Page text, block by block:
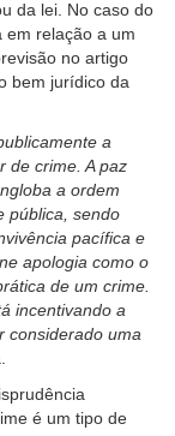
da lei. No caso do
em relação a um
no artigo
bem jurídico da
a
de crime. A paz
a ordem
pública, sendo
pacífica e
apologia como o
de um crime.
incentivando a
considerado uma
é um tipo de